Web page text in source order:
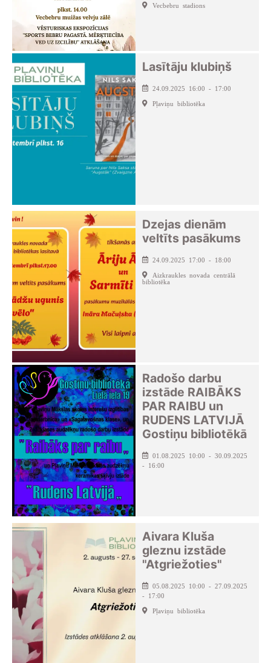
Vecbebru stadions
Lasītāju klubiņš
24.09.2025 16:00 - 17:00
Pļaviņu bibliotēka
Dzejas dienām
veltīts pasākums
24.09.2025 17:00 - 18:00
Aizkraukles novada centrālā
bibliotēka
Radošo darbu
izstāde RAIBĀKS
PAR RAIBU un
RUDENS LATVIJĀ
Gostiņu bibliotēkā
01.08.2025 10:00 - 30.09.2025
- 16:00
Aivara Kluša
gleznu izstāde
"Atgriežoties"
05.08.2025 10:00 - 27.09.2025
- 17:00
Pļaviņu bibliotēka